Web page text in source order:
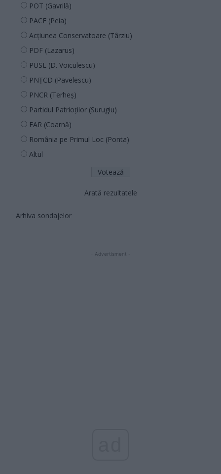
POT (Gavrilă)
PACE (Peia)
Acțiunea Conservatoare (Târziu)
PDF (Lazarus)
PUSL (D. Voiculescu)
PNȚCD (Pavelescu)
PNCR (Terheș)
Partidul Patrioților (Surugiu)
FAR (Coarnă)
România pe Primul Loc (Ponta)
Altul
Arată rezultatele
Arhiva sondajelor
- Advertisment -